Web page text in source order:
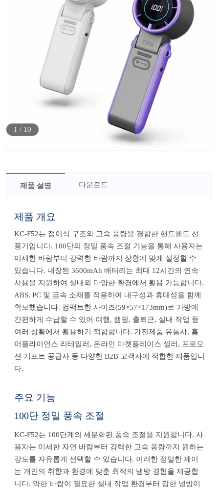
1 / 10
제품 설명 다운로드
제품 개요
KC-F52는 접이식 구조와 고속 풍량을 결합한 핸드헬드 선
풍기입니다. 100단의 정밀 풍속 조절 기능을 통해 사용자는
미세한 바람부터 강력한 바람까지 상황에 맞게 설정할 수
있습니다. 내장된 3600mAh 배터리는 최대 12시간의 연속
사용을 지원하여 실내외 다양한 환경에서 활용 가능합니다.
ABS, PC 및 금속 소재를 적용하여 내구성과 휴대성을 함께
확보했습니다. 컴팩트한 사이즈(59×57×173mm)로 가방에
간편하게 수납할 수 있어 여행, 캠핑, 출퇴근, 실내 작업 등
여러 상황에서 활용하기 적합합니다. 가전제품 유통사, 홈
어플라이언스 리테일러, 온라인 마켓플레이스 셀러, 프로모
션 기프트 공급사 등 다양한 B2B 고객사에 적합한 제품입니
다.
주요 기능
100단 정밀 풍속 조절
KC-F52는 100단계의 세분화된 풍속 조절을 지원합니다. 사
용자는 미세한 자연 바람부터 강력한 고속 풍량까지 원하는
강도를 자유롭게 선택할 수 있습니다. 이러한 정밀한 제어
는 개인의 취향과 환경에 맞춘 최적의 냉방 경험을 제공합
니다. 약한 바람이 필요한 실내 작업 환경부터 강한 냉방이